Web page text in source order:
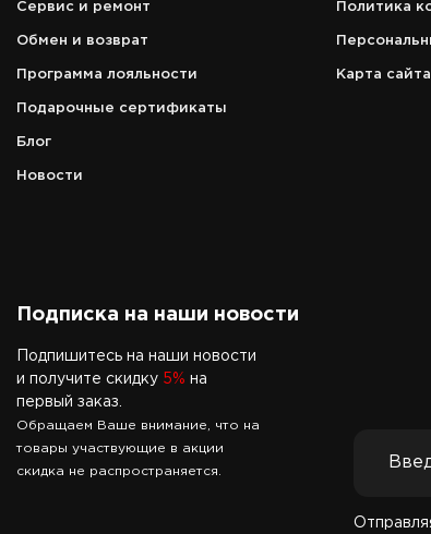
Сервис и ремонт
Обмен и возврат
Программа лояльности
Подарочные сертификаты
Блог
Новости
Политика
Карта сайта
зависит от расписания
Телефон
Подписка на наши новости
Подпишитесь на наши новости
и получите скидку 5% на
первый заказ.
Обращаем Ваше внимание, что на
товары участвующие в акции
скидка не распространяется.